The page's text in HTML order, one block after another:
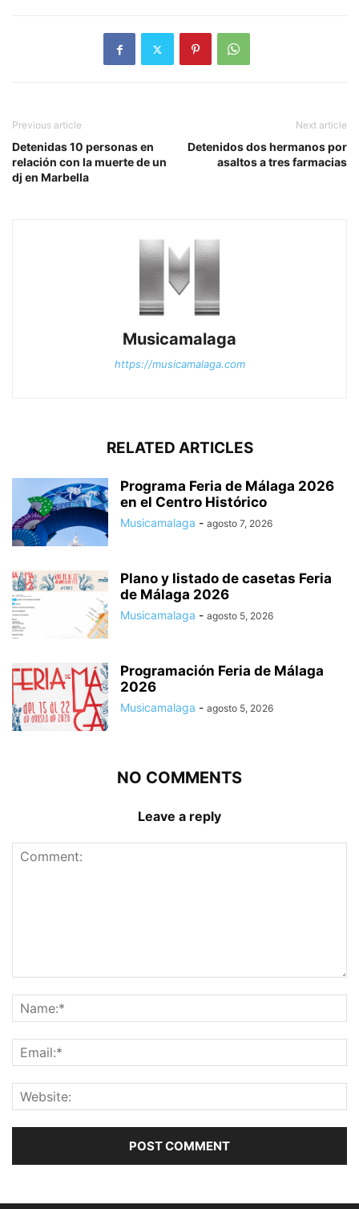
Previous article
Detenidas 10 personas en
relación con la muerte de un
dj en Marbella
Next article
Detenidos dos hermanos por
asaltos a tres farmacias
Musicamalaga
https://musicamalaga.com
RELATED ARTICLES
Programa Feria de Málaga 2026
en el Centro Histórico
Musicamalaga - agosto 7, 2026
Plano y listado de casetas Feria
de Málaga 2026
Musicamalaga - agosto 5, 2026
Programación Feria de Málaga
2026
Musicamalaga - agosto 5, 2026
NO COMMENTS
Leave a reply